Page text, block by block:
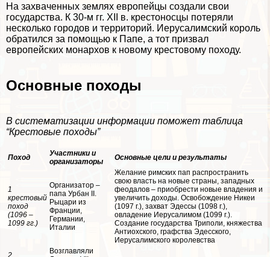
На захваченных землях европейцы создали свои
государства. К 30-м гг. XII в. крестоносцы потеряли
несколько городов и территорий. Иерусалимский король
обратился за помощью к Папе, а тот призвал
европейских монархов к новому крестовому походу.
Основные походы
В систематизации информации поможет таблица
“Крестовые походы”
Поход
Участники и
организаторы
Основные цели и результаты
1
крестовый
поход
(1096 –
1099 гг.)
Организатор –
папа Урбан II.
Рыцари из
Франции,
Германии,
Италии
Желание римских пап распространить
свою власть на новые страны, западных
феодалов – приобрести новые владения и
увеличить доходы. Освобождение Никеи
(1097 г.), захват Эдессы (1098 г.),
овладение Иерусалимом (1099 г.).
Создание государства Триполи, княжества
Антиохского, графства Эдесского,
Иерусалимского королевства
2
Возглавляли